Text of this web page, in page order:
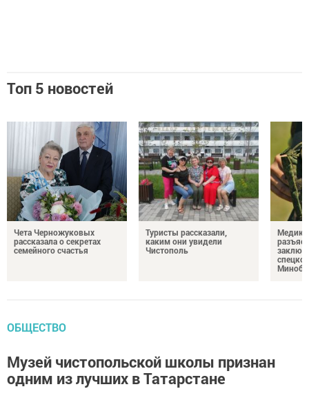
Топ 5 новостей
Чета Черножуковых
рассказала о секретах
семейного счастья
Туристы рассказали,
каким они увидели
Чистополь
ОБЩЕСТВО
Музей чистопольской школы признан
одним из лучших в Татарстане